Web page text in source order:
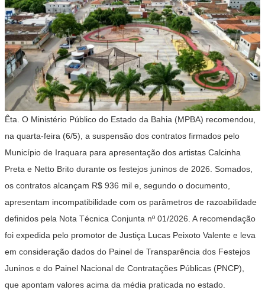
Êta. O Ministério Público do Estado da Bahia (MPBA) recomendou,
na quarta-feira (6/5), a suspensão dos contratos firmados pelo
Município de Iraquara para apresentação dos artistas Calcinha
Preta e Netto Brito durante os festejos juninos de 2026. Somados,
os contratos alcançam R$ 936 mil e, segundo o documento,
apresentam incompatibilidade com os parâmetros de razoabilidade
definidos pela Nota Técnica Conjunta nº 01/2026. A recomendação
foi expedida pelo promotor de Justiça Lucas Peixoto Valente e leva
em consideração dados do Painel de Transparência dos Festejos
Juninos e do Painel Nacional de Contratações Públicas (PNCP),
que apontam valores acima da média praticada no estado.